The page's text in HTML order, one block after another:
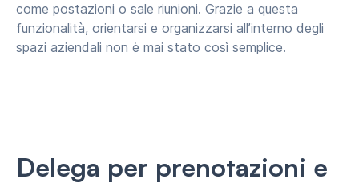
come postazioni o sale riunioni. Grazie a questa
funzionalità, orientarsi e organizzarsi all’interno degli
spazi aziendali non è mai stato così semplice.
Delega per prenotazioni e